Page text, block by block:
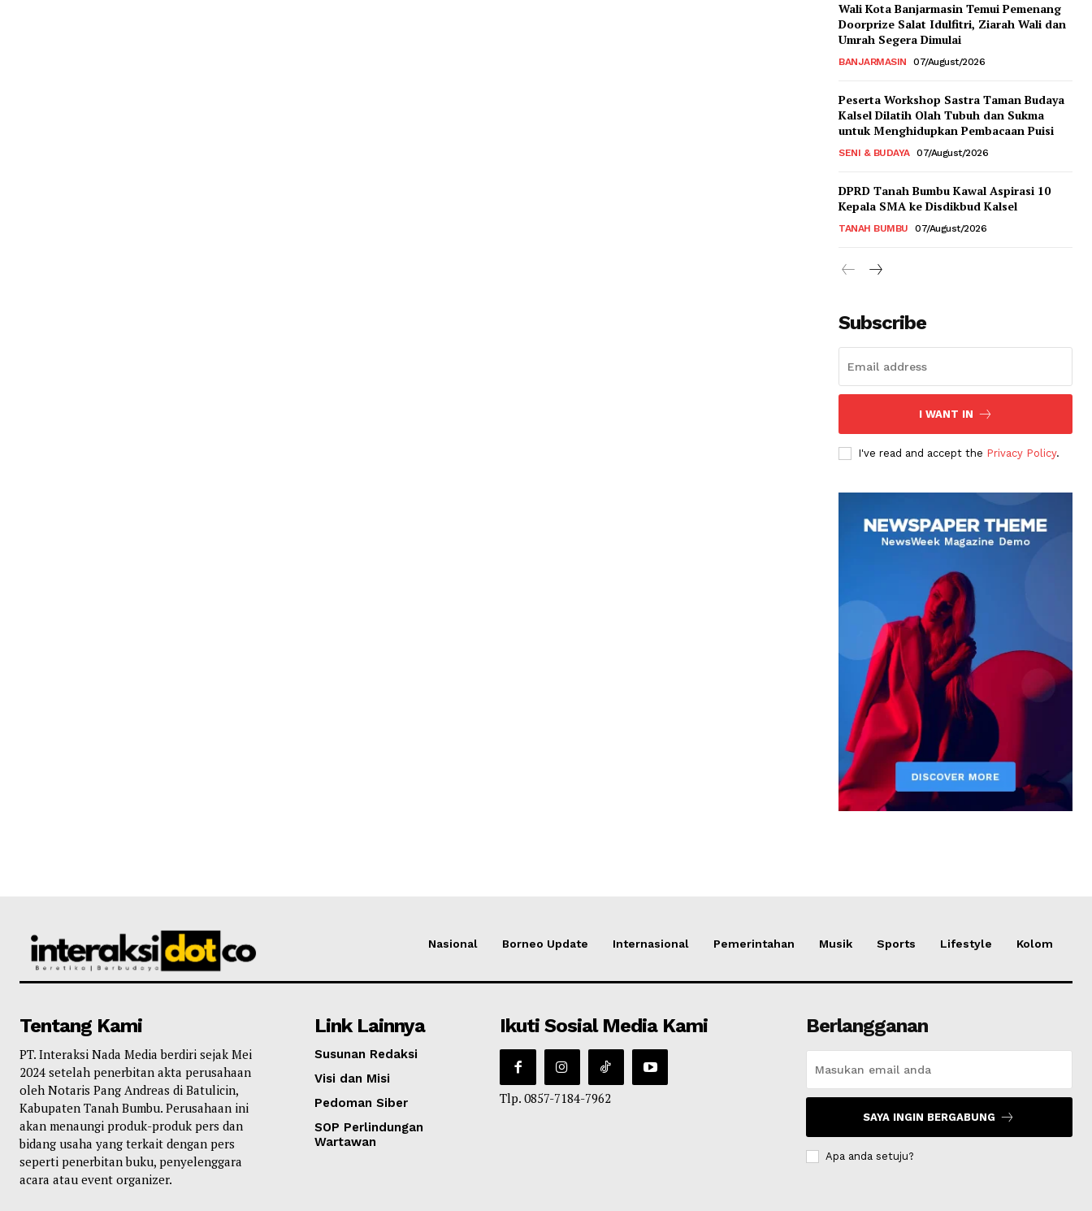
Wali Kota Banjarmasin Temui Pemenang
Doorprize Salat Idulfitri, Ziarah Wali dan
Umrah Segera Dimulai
BANJARMASIN 07/August/2026
Peserta Workshop Sastra Taman Budaya
Kalsel Dilatih Olah Tubuh dan Sukma
untuk Menghidupkan Pembacaan Puisi
SENI & BUDAYA 07/August/2026
DPRD Tanah Bumbu Kawal Aspirasi 10
Kepala SMA ke Disdikbud Kalsel
TANAH BUMBU 07/August/2026
Subscribe
I WANT IN
I've read and accept the Privacy Policy.
Nasional Borneo Update Internasional Pemerintahan Musik Sports Lifestyle Kolom
Tentang Kami
PT. Interaksi Nada Media berdiri sejak Mei
2024 setelah penerbitan akta perusahaan
oleh Notaris Pang Andreas di Batulicin,
Kabupaten Tanah Bumbu. Perusahaan ini
akan menaungi produk-produk pers dan
bidang usaha yang terkait dengan pers
seperti penerbitan buku, penyelenggara
acara atau event organizer.
Link Lainnya
Susunan Redaksi
Visi dan Misi
Pedoman Siber
SOP Perlindungan
Wartawan
Ikuti Sosial Media Kami
Tlp. 0857-7184-7962
Berlangganan
SAYA INGIN BERGABUNG
Apa anda setuju?